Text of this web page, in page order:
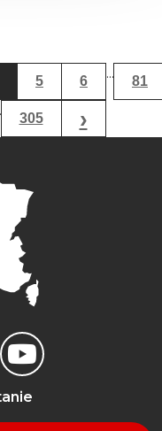
5 6 ... 81
305 ›